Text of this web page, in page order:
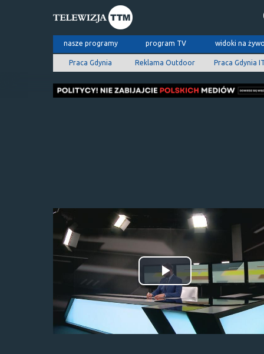
nasze programy program TV widoki na
Praca Gdynia Reklama Outdoor Praca Gdynia
Odtwórz
wideo